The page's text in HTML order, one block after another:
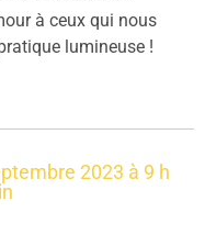
à ceux qui nous
lumineuse !
2023 à 9 h